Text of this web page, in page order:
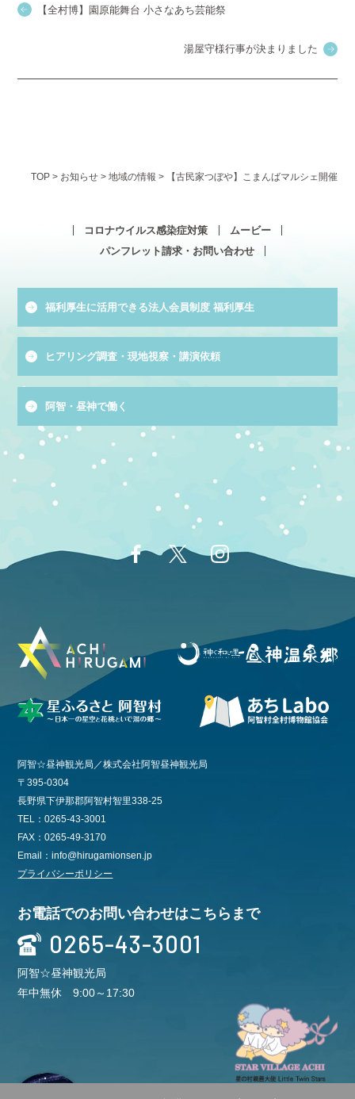
【全村博】園原能舞台 小さなあち芸能祭
湯屋守様行事が決まりました
TOP> お知らせ> 地域の情報 > 【古民家つぼや】こまんばマルシェ開催
コロナウイルス感染症対策
ムービー
パンフレット請求・お問い合わせ
福利厚生に活用できる法人会員制度 福利厚生
ヒアリング調査・現地視察・講演依頼
阿智・昼神で働く
阿智☆昼神観光局／株式会社阿智昼神観光局
〒395-0304
長野県下伊那郡阿智村智里338-25
TEL：0265-43-3001
FAX：0265-49-3170
Email：info@hirugamionsen.jp
プライバシーポリシー
お電話でのお問い合わせはこちらまで
0265-43-3001
阿智☆昼神観光局
年中無休 9:00～17:30